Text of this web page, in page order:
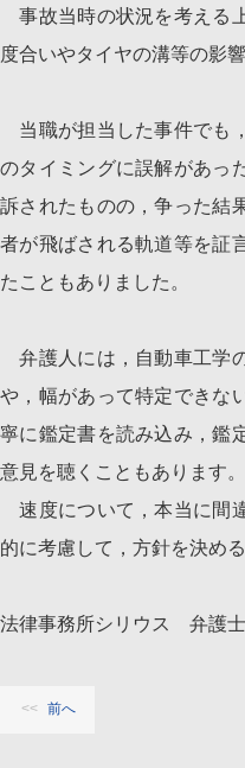
事故当時の状況を考える
度合いやタイヤの溝等の影
当職が担当した事件でも
のタイミングに誤解があっ
訴されたものの，争った結
者が飛ばされる軌道等を証
たこともありました。
弁護人には，自動車工学
や，幅があって特定できな
寧に鑑定書を読み込み，鑑
意見を聴くこともあります。
速度について，本当に間
的に考慮して，方針を決め
法律事務所シリウス
前へ